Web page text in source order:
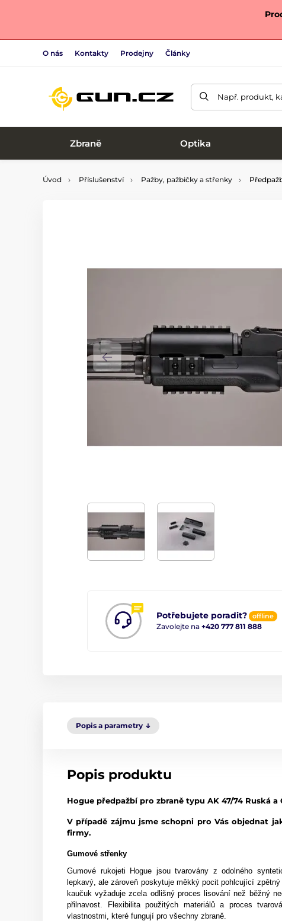
O nás Kontakty Prodejny Články
Např. produkt,
Zbraně Optika
Úvod Příslušenství Pažby, pažbičky a střenky
Potřebujete poradit? offline
Zavolejte na +420 777 811 888
Popis a parametry
Popis produktu
Hogue předpažbí pro zbraně typu AK 47/74 Ruská
V případě zájmu jsme schopni pro Vás objednat
firmy.
Gumové střenky
Gumové rukojeti Hogue jsou tvarovány z odolného
lepkavý, ale zároveň poskytuje měkký pocit pohlcující
kaučuk vyžaduje zcela odlišný proces lisování než běžný
přilnavost. Flexibilita použitých materiálů a proces
vlastnostmi, které fungují pro všechny zbraně.